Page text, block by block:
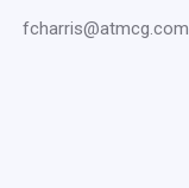
fcharris@atmcg.com